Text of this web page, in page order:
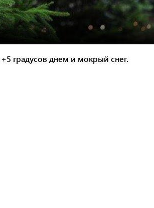
градусов днем и мокрый снег.